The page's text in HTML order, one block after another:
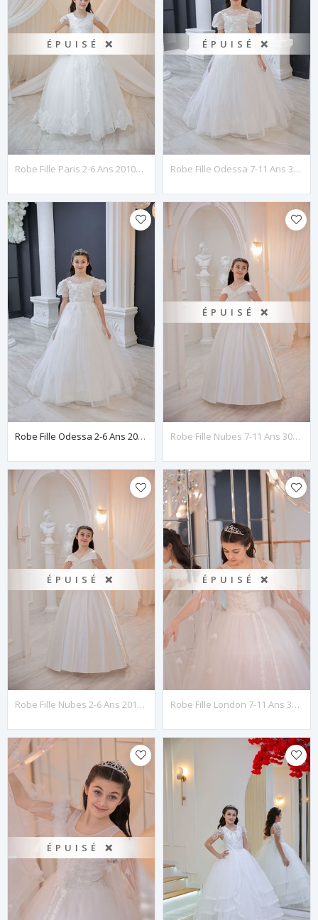
ÉPUISÉ ❌
Robe Fille Paris 2-6 Ans 20104 Blanc Cassé
ÉPUISÉ ❌
Robe Fille Odessa 7-11 Ans 30116 Blanc Cassé
Robe Fille Odessa 2-6 Ans 20116 Blanc Cassé
ÉPUISÉ ❌
Robe Fille Nubes 7-11 Ans 30150 Blanc Cassé
ÉPUISÉ ❌
Robe Fille Nubes 2-6 Ans 20150 Blanc Cassé
ÉPUISÉ ❌
Robe Fille London 7-11 Ans 30108 Blanc Cassé
ÉPUISÉ ❌